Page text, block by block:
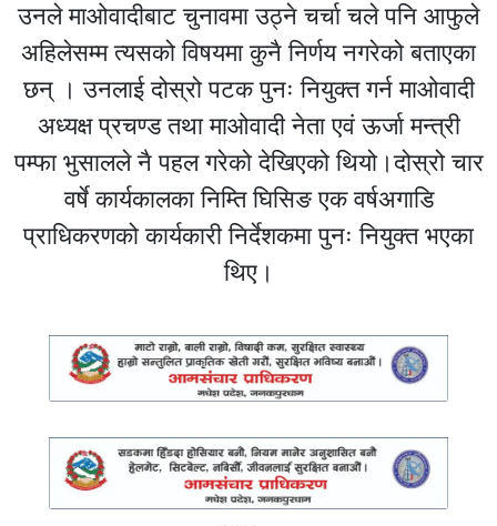
उनले माओवादीबाट चुनावमा उठ्ने चर्चा चले पनि आफुले
अहिलेसम्म त्यसको विषयमा कुनै निर्णय नगरेको बताएका
छन् । उनलाई दोस्रो पटक पुनः नियुक्त गर्न माओवादी
अध्यक्ष प्रचण्ड तथा माओवादी नेता एवं ऊर्जा मन्त्री
पम्फा भुसालले नै पहल गरेको देखिएको थियो।दोस्रो चार
वर्षे कार्यकालका निम्ति घिसिङ एक वर्षअगाडि
प्राधिकरणको कार्यकारी निर्देशकमा पुनः नियुक्त भएका
थिए।